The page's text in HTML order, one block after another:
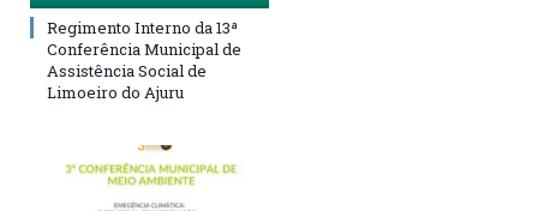
Regimento Interno da 13ª
Conferência Municipal de
Assistência Social de
Limoeiro do Ajuru